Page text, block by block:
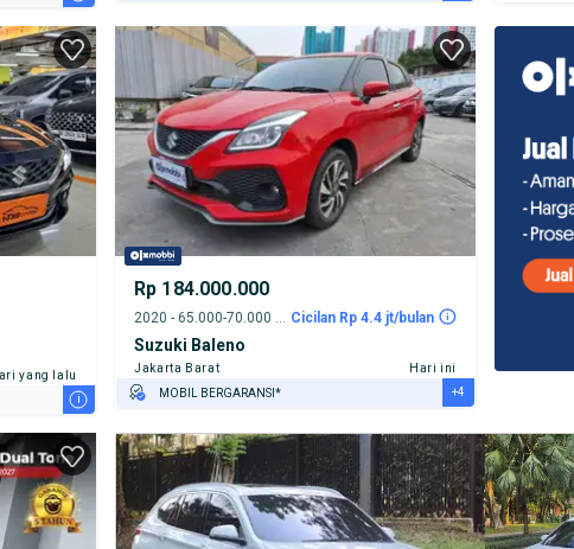
TEST DRIVE DARI RUMAH
GRATIS BIAYA JASA PERAWATAN*
yang lalu
i
Rp 184.000.000
Cicilan Rp 4.4 jt/bulan
Suzuki Baleno
Jakarta Barat
Hari ini
MOBIL BERGARANSI*
TEST DRIVE DARI RUMAH
GRATIS BIAYA JASA PERAWATAN*
PENJUAL TERVERIFIKASI
+4